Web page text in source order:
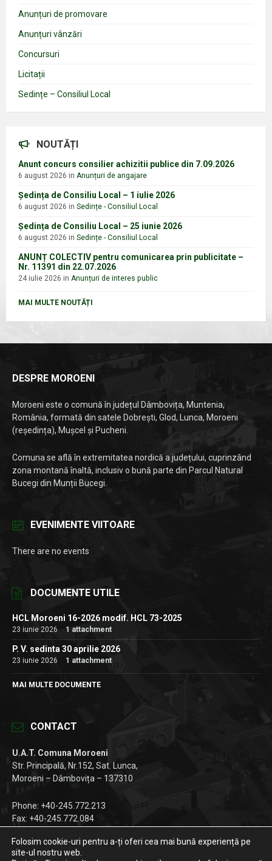
Anunțuri de promovare
Anunțuri vânzări
Concursuri
Licitații
Sedințe – Consiliul Local
NOUTĂȚI
Anunt concurs consilier achizitii publice din 7.09.2026
6 august 2026 in Anunțuri de angajare
Ședința de Consiliu Local – 1 iulie 2026
6 august 2026 in Sedințe - Consiliul Local
Ședința de Consiliu Local – 25 iunie 2026
6 august 2026 in Sedințe - Consiliul Local
ANUNȚ COLECTIV pentru comunicarea prin publicitate –
Nr. 11391 din 22.07.2026
24 iulie 2026 in Anunțuri de interes public
MAI MULTE NOUTĂȚI
DESPRE MOROENI
Moroeni este o comună în județul Dâmbovița, Muntenia,
România, formată din satele Dobrești, Glod, Lunca, Moroeni
(reședința), Mușcel și Pucheni.
Comuna se află în extremitatea nordică a județului, cuprinzând
zona montană înaltă, inclusiv o bună parte din Parcul Natural
Bucegi din Munții Bucegi.
EVENIMENTE VIITOARE
There are no events
DOCUMENTE UTILE
HCL Moroeni 16-2026 modif. HCL 73-2025
23 iunie 2026 1 attachment
P. V. sedinta 30 aprilie 2026
23 iunie 2026 1 attachment
MAI MULTE DOCUMENTE
CONTACT
U.A.T. Comuna Moroeni
Str. Principală, Nr.152, Sat. Lunca,
Moroeni – Dâmbovița – 137310
Phone: +40-245.772.213
Fax: +40-245.772.084
Folosim cookie-uri pentru a-ți oferi cea mai bună experiență pe
site-ul nostru web.